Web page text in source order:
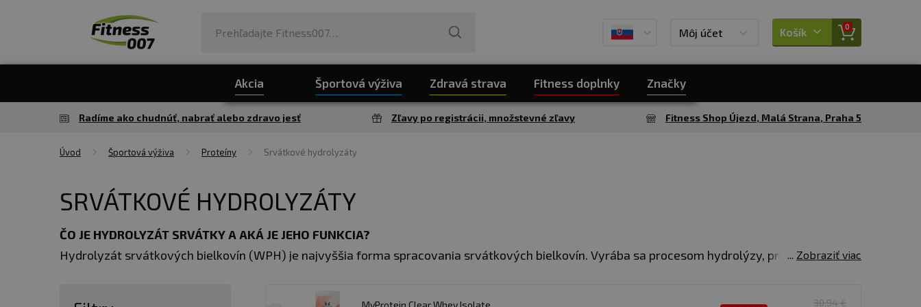
Môj účet Košík 0
Akcia Športová výživa Zdravá strava Fitness doplnky Značky
Radíme ako chudnúť, nabrať alebo zdravo jesť Zľavy po registrácii, množstevné zľavy Fitness Shop Újezd, Malá Strana, Praha 5
Úvod Športová výživa Proteíny Srvátkové hydrolyzáty
SRVÁTKOVÉ HYDROLYZÁTY
ČO JE HYDROLYZÁT SRVÁTKY A AKÁ JE JEHO FUNKCIA?​
Hydrolyzát srvátkových bielkovín (WPH) je najvyššia forma spracovania srvátkových bielkovín. Vyrába sa procesom hydrolýzy, pri ktorom sa
často používa vo výrobkoch na okamžitú regeneráciu svalov po intenzívnom tréningu. Neobsahuje prakticky žiadny tuk ani laktózu.
Zobraziť viac
MyProtein Clear Whey Isolate
30,94 €